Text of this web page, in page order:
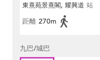
東熹苑景熹閣, 耀興道 站
距離 270m
九巴/城巴